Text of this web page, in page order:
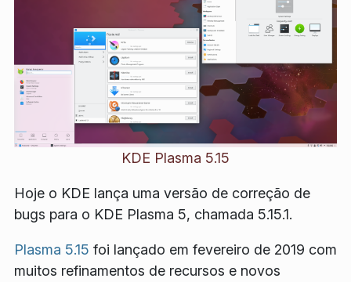
KDE Plasma 5.15
Hoje o KDE lança uma versão de correção de
bugs para o KDE Plasma 5, chamada 5.15.1.
Plasma 5.15 foi lançado em fevereiro de 2019 com
muitos refinamentos de recursos e novos